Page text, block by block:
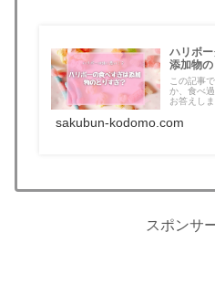
ハリボ
添加物
この記事
か、食べ
お答えしま
sakubun-kodomo.com
スポンサ